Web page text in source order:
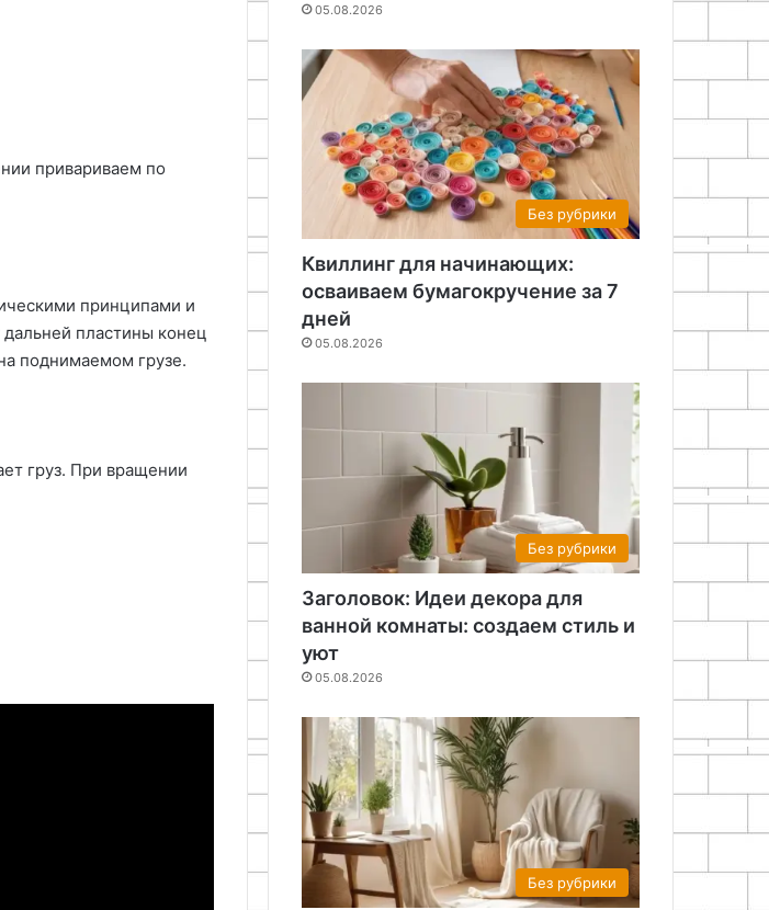
привариваем по
принципами и
дальней пластины конец
поднимаемом грузе.
груз. При вращении
05.08.2026
Без рубрики
Квиллинг для начинающих:
осваиваем бумагокручение за 7
дней
05.08.2026
Без рубрики
Заголовок: Идеи декора для
ванной комнаты: создаем стиль и
уют
05.08.2026
Без рубрики